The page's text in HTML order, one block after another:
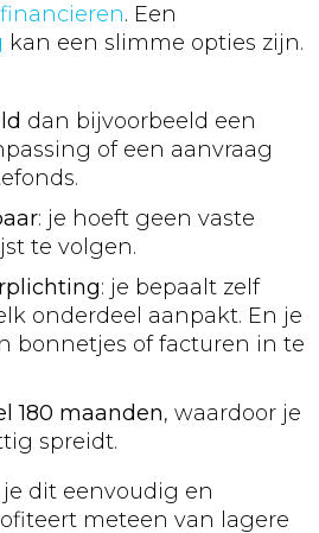
. Een
kan een slimme opties zijn.
dan bijvoorbeeld een
of een aanvraag
: je hoeft geen vaste
te volgen.
: je bepaalt zelf
onderdeel aanpakt. En je
bonnetjes of facturen in te
180 maanden, waardoor je
spreidt.
dit eenvoudig en
meteen van lagere